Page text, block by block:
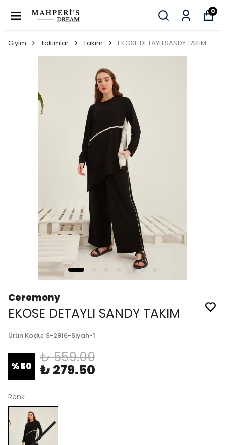
0
Giyim Takımlar Takım EKOSE DETAYLI SANDY TAKIM
Ceremony
EKOSE DETAYLI SANDY TAKIM
Ürün Kodu: S-2916-Siyah-1
%50
₺ 559.00
₺ 279.50
Renk